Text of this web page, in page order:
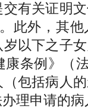
有关证明
此外，其
以下之子
条例》（
包括病人
理申请的